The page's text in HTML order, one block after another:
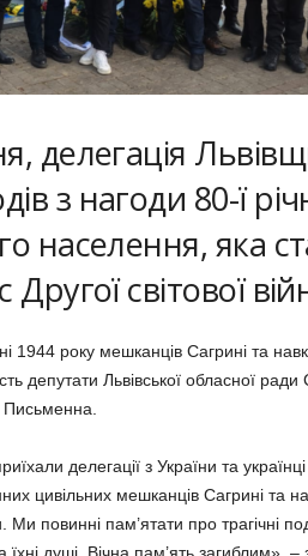
делегація
з нагоди 80-ї
населення, яка
світової
року мешканців Сагрині та
депутати Львівської обласної ради
делегації з України та
цивільних мешканців Сагрині та
повинні пам’ятати про трагічні